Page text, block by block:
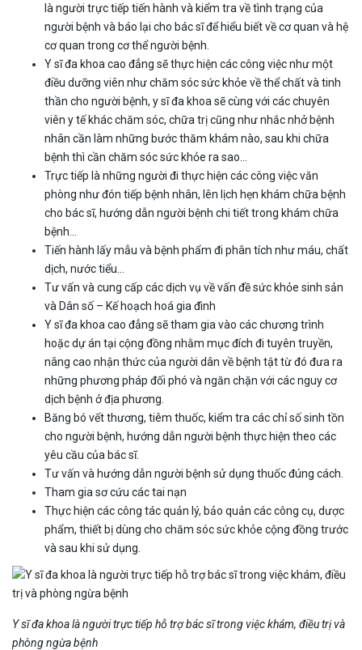
là người trực tiếp tiến hành và kiểm tra về tình trạng của
người bệnh và báo lại cho bác sĩ để hiểu biết về cơ quan và hệ
cơ quan trong cơ thể người bệnh.
Y sĩ đa khoa cao đẳng sẽ thực hiện các công việc như một
điều dưỡng viên như chăm sóc sức khỏe về thể chất và tinh
thần cho người bệnh, y sĩ đa khoa sẽ cùng với các chuyên
viên y tế khác chăm sóc, chữa trị cũng như nhắc nhở bệnh
nhân cần làm những bước thăm khám nào, sau khi chữa
bệnh thì cần chăm sóc sức khỏe ra sao...
Trực tiếp là những người đi thực hiện các công việc văn
phòng như đón tiếp bệnh nhân, lên lịch hẹn khám chữa bệnh
cho bác sĩ, hướng dẫn người bệnh chi tiết trong khám chữa
bệnh...
Tiến hành lấy mẫu và bệnh phẩm đi phân tích như máu, chất
dịch, nước tiểu…
Tư vấn và cung cấp các dịch vụ về vấn đề sức khỏe sinh sản
và Dân số – Kế hoạch hoá gia đình
Y sĩ đa khoa cao đẳng sẽ tham gia vào các chương trình
hoặc dự án tại cộng đồng nhằm mục đích đi tuyên truyền,
nâng cao nhận thức của người dân về bệnh tật từ đó đưa ra
những phương pháp đối phó và ngăn chặn với các nguy cơ
dịch bệnh ở địa phương.
Băng bó vết thương, tiêm thuốc, kiểm tra các chỉ số sinh tồn
cho người bệnh, hướng dẫn người bệnh thực hiện theo các
yêu cầu của bác sĩ.
Tư vấn và hướng dẫn người bệnh sử dụng thuốc đúng cách.
Tham gia sơ cứu các tai nạn
Thực hiện các công tác quản lý, bảo quản các công cụ, dược
phẩm, thiết bị dùng cho chăm sóc sức khỏe cộng đồng trước
và sau khi sử dụng.
Y sĩ đa khoa là người trực tiếp hỗ trợ bác sĩ trong việc khám, điều trị và
phòng ngừa bệnh